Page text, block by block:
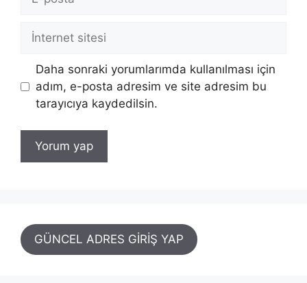
posta
İnternet
Daha sonraki yorumlarımda kullanılması için
adım, e-posta adresim ve site adresim bu
tarayıcıya kaydedilsin.
GÜNCEL ADRES GİRİŞ YAP